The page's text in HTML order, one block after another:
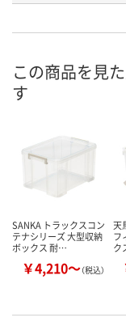
この商品を見
す
SANKA トラックスコン
テナシリーズ 大型収納
ボックス 耐…
￥4,210～（税込）
天
フ
ク